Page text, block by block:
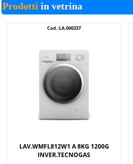
Prodotti in vetrina
Cod.:LA.000337
LAV.WMFL812W1 A 8KG 1200G
INVER.TECNOGAS